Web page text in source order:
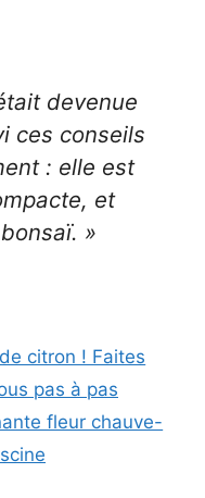
devenue
ces conseils
: elle est
et
»
citron ! Faites
pas à pas
fleur chauve-